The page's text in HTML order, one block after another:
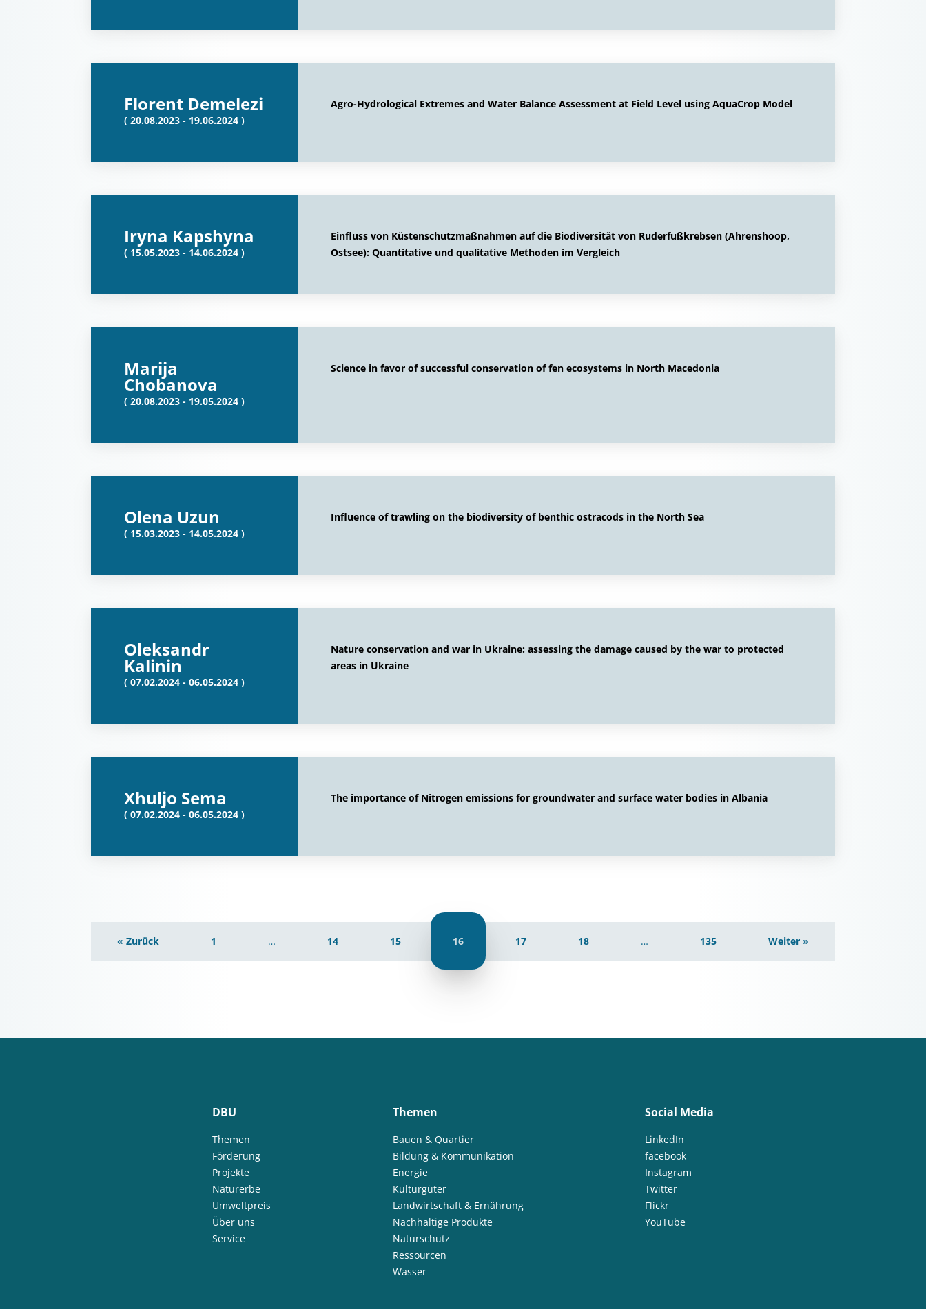
Florent Demelezi
( 20.08.2023 - 19.06.2024 )
Agro-Hydrological Extremes and Water Balance Assessment at Field Level using AquaCrop Model
Iryna Kapshyna
( 15.05.2023 - 14.06.2024 )
Einfluss von Küstenschutzmaßnahmen auf die Biodiversität von Ruderfußkrebsen (Ahrenshoop,
Ostsee): Quantitative und qualitative Methoden im Vergleich
Marija
Chobanova
( 20.08.2023 - 19.05.2024 )
Science in favor of successful conservation of fen ecosystems in North Macedonia
Olena Uzun
( 15.03.2023 - 14.05.2024 )
Influence of trawling on the biodiversity of benthic ostracods in the North Sea
Oleksandr
Kalinin
( 07.02.2024 - 06.05.2024 )
Nature conservation and war in Ukraine: assessing the damage caused by the war to protected
areas in Ukraine
Xhuljo Sema
( 07.02.2024 - 06.05.2024 )
The importance of Nitrogen emissions for groundwater and surface water bodies in Albania
« Zurück 1 … 14 15 16 17 18 … 135 Weiter »
DBU
Themen
Förderung
Projekte
Naturerbe
Umweltpreis
Über uns
Service
Themen
Bauen & Quartier
Bildung & Kommunikation
Energie
Kulturgüter
Landwirtschaft & Ernährung
Nachhaltige Produkte
Naturschutz
Ressourcen
Wasser
Social Media
LinkedIn
facebook
Instagram
Twitter
Flickr
YouTube